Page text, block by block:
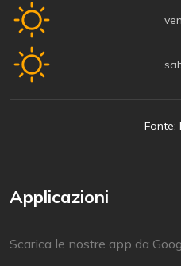
ven
Fonte:
Applicazioni
Scarica le nostre app da